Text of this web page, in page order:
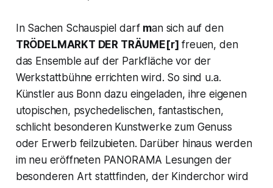
In Sachen Schauspiel darf man sich auf den
TRÖDELMARKT DER TRÄUME[r] freuen, den
das Ensemble auf der Parkfläche vor der
Werkstattbühne errichten wird. So sind u.a.
Künstler aus Bonn dazu eingeladen, ihre eigenen
utopischen, psychedelischen, fantastischen,
schlicht besonderen Kunstwerke zum Genuss
oder Erwerb feilzubieten. Darüber hinaus werden
im neu eröffneten PANORAMA Lesungen der
besonderen Art stattfinden, der Kinderchor wird